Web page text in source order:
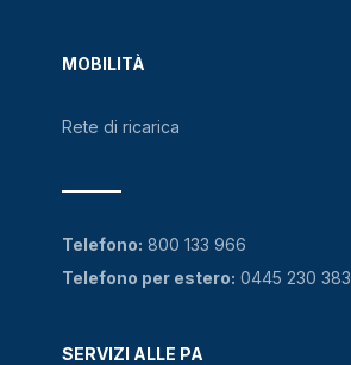
MOBILITÀ
Rete di ricarica
SERVIZI ALLE PA
Telefono: 800 133 966
Telefono per estero: 0445 230 383